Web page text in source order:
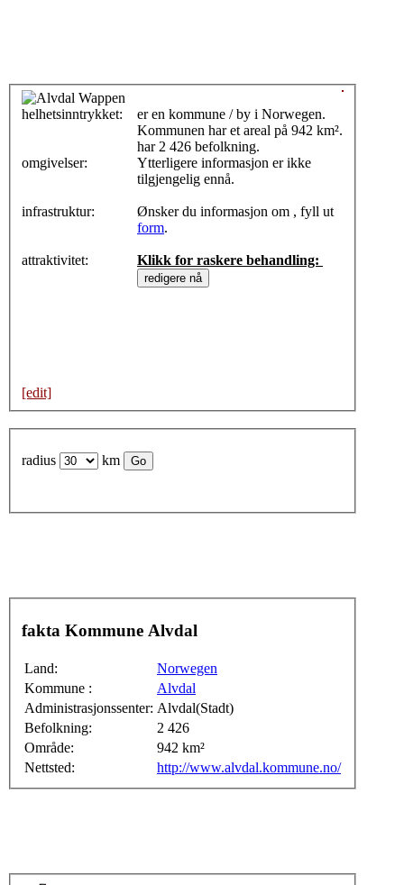
helhetsinntrykket:
omgivelser:
infrastruktur:
attraktivitet:
er en kommune / by i Norwegen.
Kommunen har et areal på 942 km².
har 2 426 befolkning.
Ytterligere informasjon er ikke
tilgjengelig ennå.
Ønsker du informasjon om , fyll ut
form.
Klikk for raskere behandling:
[edit]
radius km
fakta Kommune Alvdal
Land:
Norwegen
Kommune :
Alvdal
Administrasjonssenter: Alvdal(Stadt)
Befolkning:
2 426
Område:
942 km²
Nettsted:
http://www.alvdal.kommune.no/